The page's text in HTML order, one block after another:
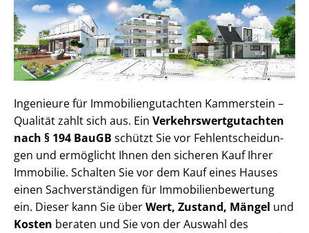
Ingenieure für Im­mo­bi­li­en­gut­ach­ten Kammerstein –
Qualität zahlt sich aus. Ein Ver­kehrs­wert­gut­ach­ten
nach § 194 BauGB schützt Sie vor Fehl­ent­schei­dun­
gen und ermöglicht Ihnen den sicheren Kauf Ihrer
Immobilie. Schalten Sie vor dem Kauf eines Hauses
einen Sach­ver­stän­di­gen für Im­mo­bi­li­en­be­wer­tung
ein. Dieser kann Sie überWert, Zustand, Mängel und
Kosten beraten und Sie von der Auswahl des